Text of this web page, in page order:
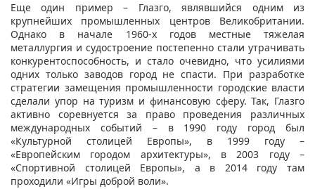
Еще один пример – Глазго, являвшийся одним из
крупнейших промышленных центров Великобритании.
Однако в начале 1960-х годов местные тяжелая
металлургия и судостроение постепенно стали утрачивать
конкурентоспособность, и стало очевидно, что усилиями
одних только заводов город не спасти. При разработке
стратегии замещения промышленности городские власти
сделали упор на туризм и финансовую сферу. Так, Глазго
активно соревнуется за право проведения различных
международных событий – в 1990 году город был
«Культурной столицей Европы», в 1999 году –
«Европейским городом архитектуры», в 2003 году –
«Спортивной столицей Европы», а в 2014 году там
проходили «Игры доброй воли».